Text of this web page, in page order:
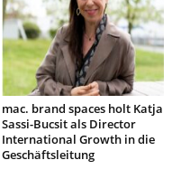
mac. brand spaces holt Katja
Sassi-Bucsit als Director
International Growth in die
Geschäftsleitung